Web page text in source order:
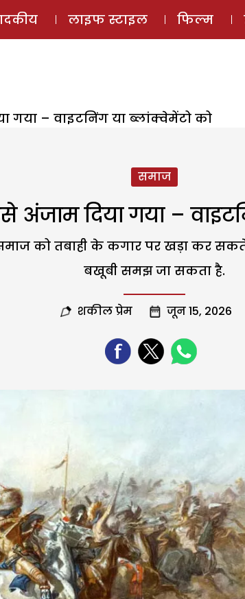
ई-मैगज़ीन
लाइफ स्टाइल फिल्म
गया – वाइटनिंग या ब्लांक्वेमेंटो को
समाज
अंजाम दिया गया –
को तबाही के कगार पर खड़ा कर
बखूबी समझ जा सकता है.
शकील प्रेम जून 15, 2026